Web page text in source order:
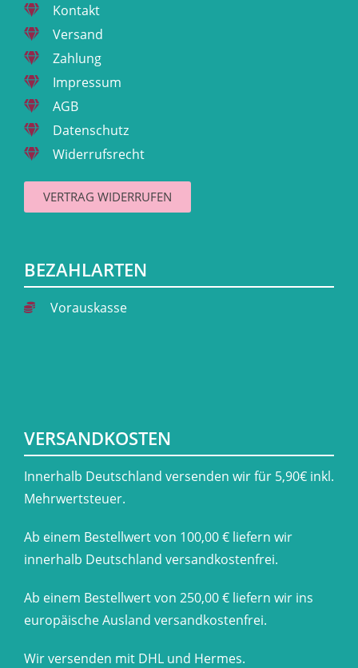
Kontakt
Versand
Zahlung
Impressum
AGB
Datenschutz
Widerrufsrecht
VERTRAG WIDERRUFEN
BEZAHLARTEN
Vorauskasse
VERSANDKOSTEN
​Innerhalb Deutschland versenden wir für 5,90€ inkl.
Mehrwertsteuer.
Ab einem Bestellwert von 100,00 € liefern wir
innerhalb Deutschland versandkostenfrei.
Ab einem Bestellwert von 250,00 € liefern wir ins
europäische Ausland versandkostenfrei.
Wir versenden mit DHL und Hermes.